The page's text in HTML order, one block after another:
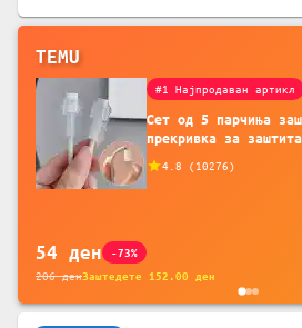
TEMU
#1 Најпродаван артикл
Сет од 5 парчиња
прекривка за
додатоци за
батерија, за
4.8 ( 10276)
54 ден -73%
206денЗаштедете 152.00 ден